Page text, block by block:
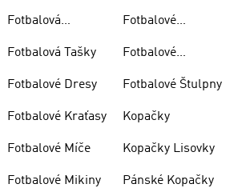
Fotbalová
Fotbalová Tašky
Fotbalové Dresy
Fotbalové Kraťasy
Fotbalové Míče
Fotbalové Mikiny
Fotbalové
Fotbalové
Fotbalové Štulpny
Kopačky
Kopačky Lisovky
Pánské Kopačky